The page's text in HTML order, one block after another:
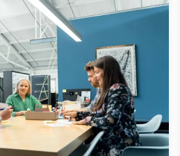
corporate culture
a redesign
culture transformation is
is room for improvement in
status quo.